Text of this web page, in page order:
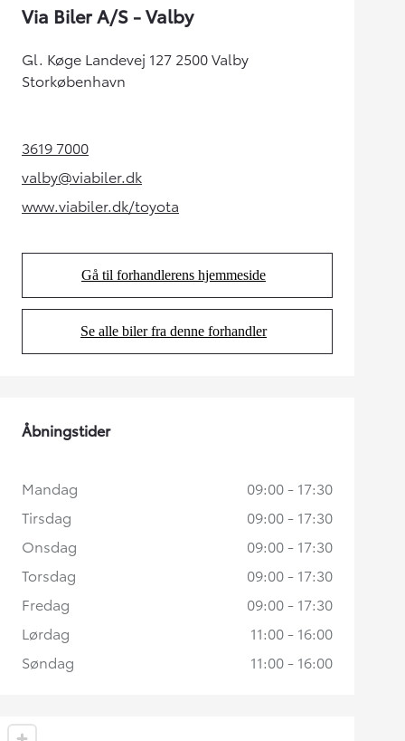
Via Biler A/S - Valby
Gl. Køge Landevej 127 2500 Valby
Storkøbenhavn
3619 7000(Opens in new tab)
valby@viabiler.dk(Opens in new tab)
www.viabiler.dk/toyota
(Opens in new tab)
Gå til forhandlerens hjemmeside
(Opens in new tab)
Se alle biler fra denne forhandler
(Opens in new tab)
Åbningstider
Mandag
09:00 - 17:30
Tirsdag
09:00 - 17:30
Onsdag
09:00 - 17:30
Torsdag
09:00 - 17:30
Fredag
09:00 - 17:30
Lørdag
11:00 - 16:00
Søndag
11:00 - 16:00